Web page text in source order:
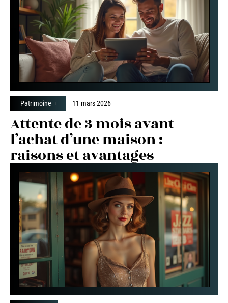
Patrimoine 11 mars 2026
Attente de 3 mois avant
l’achat d’une maison :
raisons et avantages